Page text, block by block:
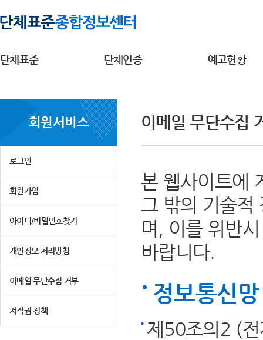
단체표준 단체인증 예고현황
회원서비스
로그인
회원가입
아이디/비밀번호찾기
개인정보 처리방침
이메일 무단수집 거부
저작권 정책
이메일 무단수집
본 웹사이트에
그 밖의 기술적
며, 이를 위반
바랍니다.
정보통신
제50조의2 (